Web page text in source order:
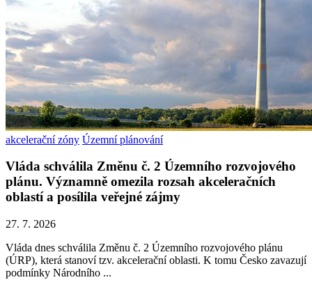
akcelerační zóny Územní plánování
Vláda schválila Změnu č. 2 Územního rozvojového
plánu. Významně omezila rozsah akceleračních
oblastí a posílila veřejné zájmy
27. 7. 2026
Vláda dnes schválila Změnu č. 2 Územního rozvojového plánu
(ÚRP), která stanoví tzv. akcelerační oblasti. K tomu Česko zavazují
podmínky Národního ...